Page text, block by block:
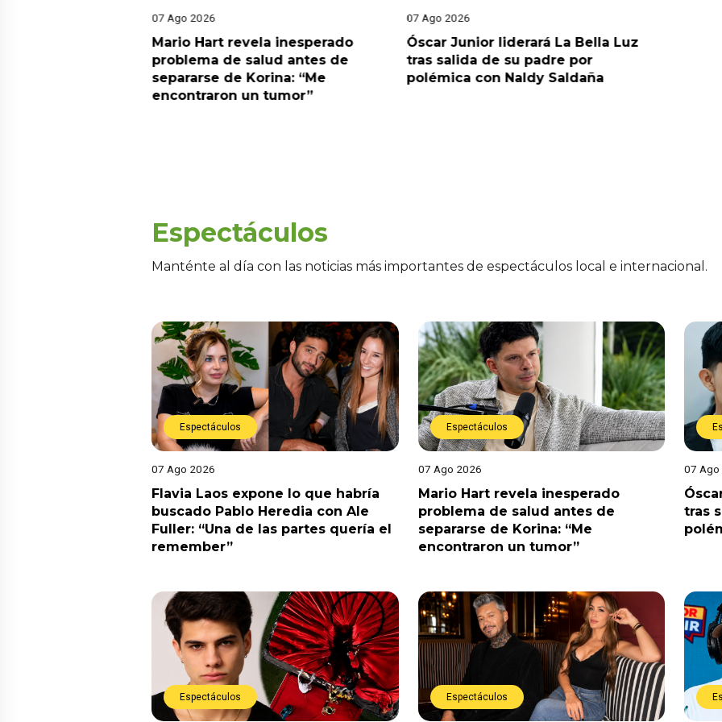
07 Ago 2026
Mario Hart revela inesperado
problema de salud antes de
separarse de Korina: “Me
encontraron un tumor”
07 Ago 2026
Óscar Junior liderará La Bella Luz
tras salida de su padre por
polémica con Naldy Saldaña
Espectáculos
Manténte al día con las noticias más importantes de espectáculos local e internacional.
Espectáculos
07 Ago 2026
Flavia Laos expone lo que habría
buscado Pablo Heredia con Ale
Fuller: “Una de las partes quería el
remember”
Espectáculos
07 Ago 2026
Mario Hart revela inesperado
problema de salud antes de
separarse de Korina: “Me
encontraron un tumor”
07 Ago
tras
Espectáculos Espectáculos